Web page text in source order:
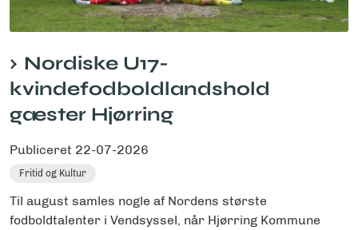
Nordiske U17-
kvindefodboldlandshold
gæster Hjørring
Publiceret 22-07-2026
Fritid og Kultur
Til august samles nogle af Nordens største
fodboldtalenter i Vendsyssel, når Hjørring Kommune